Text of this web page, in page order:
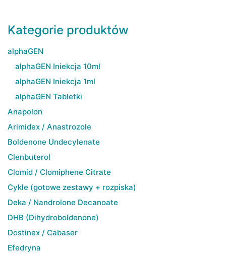
Kategorie produktów
alphaGEN
alphaGEN Iniekcja 10ml
alphaGEN Iniekcja 1ml
alphaGEN Tabletki
Anapolon
Arimidex / Anastrozole
Boldenone Undecylenate
Clenbuterol
Clomid / Clomiphene Citrate
Cykle (gotowe zestawy + rozpiska)
Deka / Nandrolone Decanoate
DHB (Dihydroboldenone)
Dostinex / Cabaser
Efedryna